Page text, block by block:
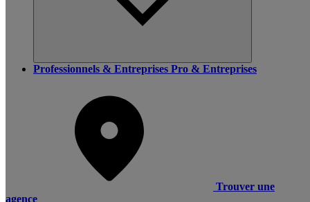
Professionnels & Entreprises Pro & Entreprises
Trouver une
agence